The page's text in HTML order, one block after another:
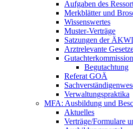
Aufgaben des
Merkblätter und
Wissenswertes
Muster-Verträge
Satzungen der
Arztrelevante
Gutachterkommission
Begutachtung
Referat GOÄ
Verwaltungspraktika
MFA: Ausbildung und
Aktuelles
Verträge/Formulare